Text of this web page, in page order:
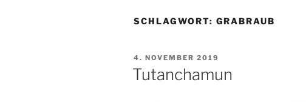
SCHLAGWORT: GRABRAUB
VERÖFFENTLICHT
AM
4. NOVEMBER 2019
Tutanchamun